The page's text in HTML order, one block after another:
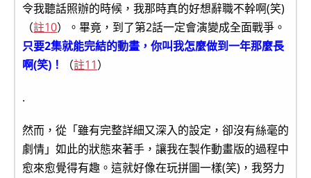
令我聽話照辦的時候，我那時真的好想辭職不幹啊(笑)
（註10）。畢竟，到了第2話一定會演變成全面戰爭。
只要2集就能完結的動畫，你叫我怎麼做到一年那麼長
啊(笑)！
（註11）
.
然而，從「雖有完整詳細又深入的設定，卻沒有絲毫的
劇情」如此的狀態來著手，讓我在製作動畫版的過程中
愈來愈覺得有趣。這就好像在玩拼圖一樣(笑)，我努力